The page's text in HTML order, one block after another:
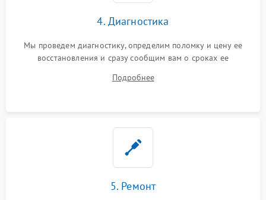
4. Диагностика
Мы проведем диагностику, определим поломку и цену ее
восстановления и сразу сообщим вам о сроках ее
Подробнее
5. Ремонт